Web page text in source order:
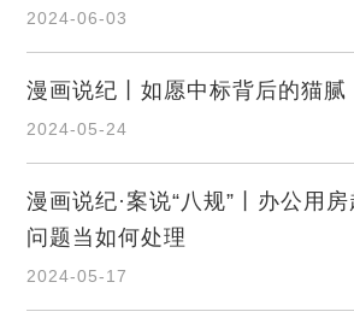
2024-06-03
漫画说纪丨如愿中标背后的猫腻
2024-05-24
漫画说纪·案说“八规”丨办公用
问题当如何处理
2024-05-17